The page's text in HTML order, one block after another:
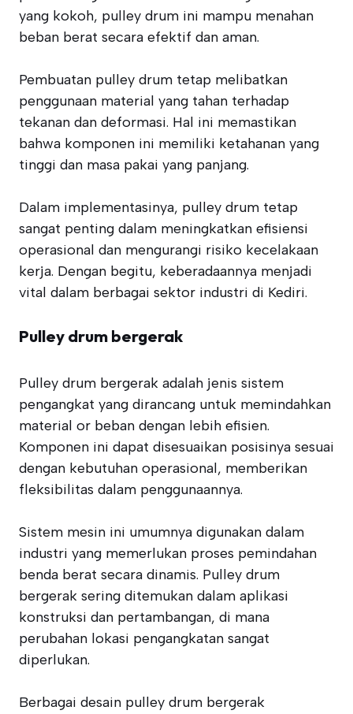
yang kokoh, pulley drum ini mampu menahan
beban berat secara efektif dan aman.
Pembuatan pulley drum tetap melibatkan
penggunaan material yang tahan terhadap
tekanan dan deformasi. Hal ini memastikan
bahwa komponen ini memiliki ketahanan yang
tinggi dan masa pakai yang panjang.
Dalam implementasinya, pulley drum tetap
sangat penting dalam meningkatkan efisiensi
operasional dan mengurangi risiko kecelakaan
kerja. Dengan begitu, keberadaannya menjadi
vital dalam berbagai sektor industri di Kediri.
Pulley drum bergerak
Pulley drum bergerak adalah jenis sistem
pengangkat yang dirancang untuk memindahkan
material or beban dengan lebih efisien.
Komponen ini dapat disesuaikan posisinya sesuai
dengan kebutuhan operasional, memberikan
fleksibilitas dalam penggunaannya.
Sistem mesin ini umumnya digunakan dalam
industri yang memerlukan proses pemindahan
benda berat secara dinamis. Pulley drum
bergerak sering ditemukan dalam aplikasi
konstruksi dan pertambangan, di mana
perubahan lokasi pengangkatan sangat
diperlukan.
Berbagai desain pulley drum bergerak